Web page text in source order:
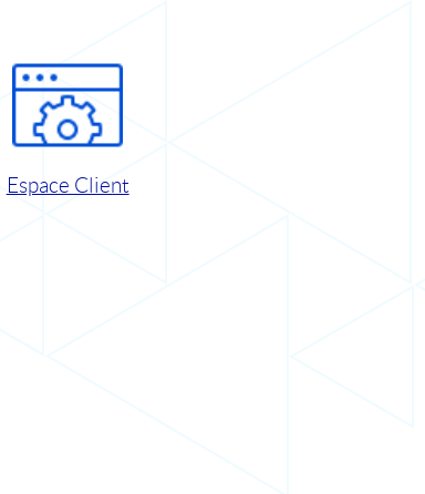
Espace Client